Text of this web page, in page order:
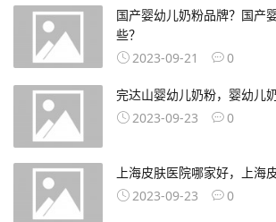
国产婴幼儿奶粉品牌？国产
些？
2023-09-21
0
完达山婴幼儿奶粉，婴幼儿
2023-09-23
0
上海皮肤医院哪家好，上海
2023-09-23
0